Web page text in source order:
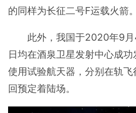
的同样为长征二号F运载火箭。
此外，我国于2020年9
日均在酒泉卫星发射中心成
使用试验航天器，分别在轨
回预定着陆场。